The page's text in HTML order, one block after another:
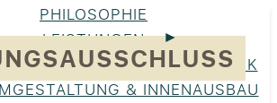
PHILOSOPHIE
LEISTUNGEN
LEISTUNGEN IM ÜBERBLICK
& INNENAUSBAU